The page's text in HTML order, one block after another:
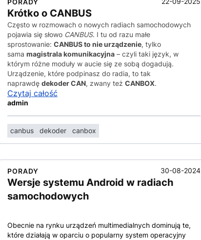
Krótko o CANBUS
Często w rozmowach o nowych radiach samochodowych
pojawia się słowo CANBUS. I tu od razu małe
sprostowanie: CANBUS to nie urządzenie, tylko
sama magistrala komunikacyjna – czyli taki język, w
którym różne moduły w aucie się ze sobą dogadują.
Urządzenie, które podpinasz do radia, to tak
naprawdę dekoder CAN, zwany też CANBOX.
Czytaj całość
admin
canbus dekoder canbox
PORADY 30-08-2024
Wersje systemu Android w radiach
samochodowych
Obecnie na rynku urządzeń multimedialnych dominują te,
które działają w oparciu o popularny system operacyjny